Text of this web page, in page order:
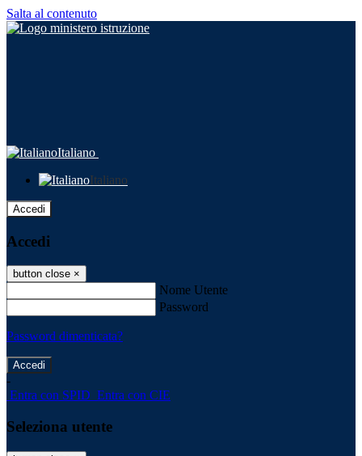
Salta al contenuto
Italiano
Italiano
Accedi
Accedi
button close ×
Nome Utente
Password
Password dimenticata?
-
Entra con SPID Entra con CIE
Seleziona utente